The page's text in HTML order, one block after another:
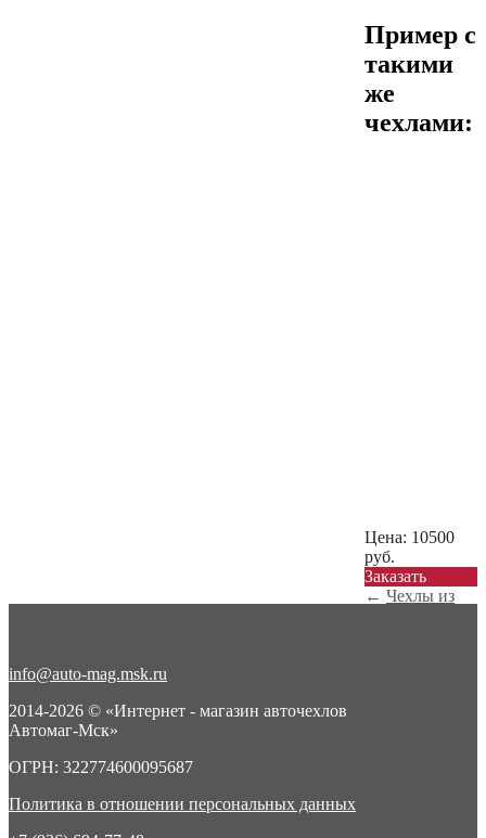
Пример с
такими
же
чехлами:
Цена: 10500
руб.
Заказать
← Чехлы из
info@auto-mag.msk.ru
2014-2026 © «Интернет - магазин авточехлов
Автомаг-Мск»
ОГРН: 322774600095687
Политика в отношении персональных данных